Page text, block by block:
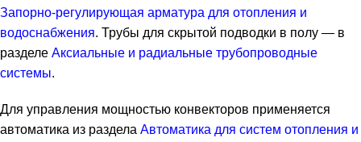
Запорно-регулирующая арматура для отопления и
водоснабжения. Трубы для скрытой подводки в полу — в
разделе Аксиальные и радиальные трубопроводные
системы.
Для управления мощностью конвекторов применяется
автоматика из раздела Автоматика для систем отопления и